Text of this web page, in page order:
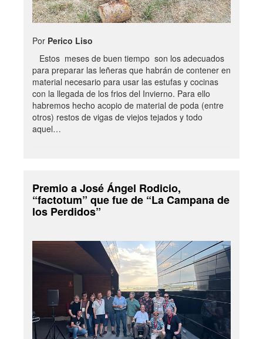
Por Perico Liso
Estos meses de buen tiempo son los adecuados
para preparar las leñeras que habrán de contener en
material necesario para usar las estufas y cocinas
con la llegada de los frios del Invierno. Para ello
habremos hecho acopio de material de poda (entre
otros) restos de vigas de viejos tejados y todo
aquel…
Premio a José Ángel Rodicio,
“factotum” que fue de “La Campana de
los Perdidos”